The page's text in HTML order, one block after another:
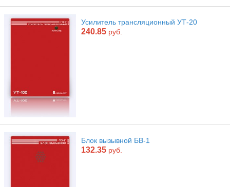
Усилитель трансляционный УТ-20
240.85 руб.
Блок вызывной БВ-1
132.35 руб.